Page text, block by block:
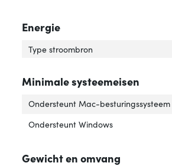
Energie
Type stroombron
Minimale systeemeisen
Ondersteunt Mac-besturingssysteem
Ondersteunt Windows
Gewicht en omvang